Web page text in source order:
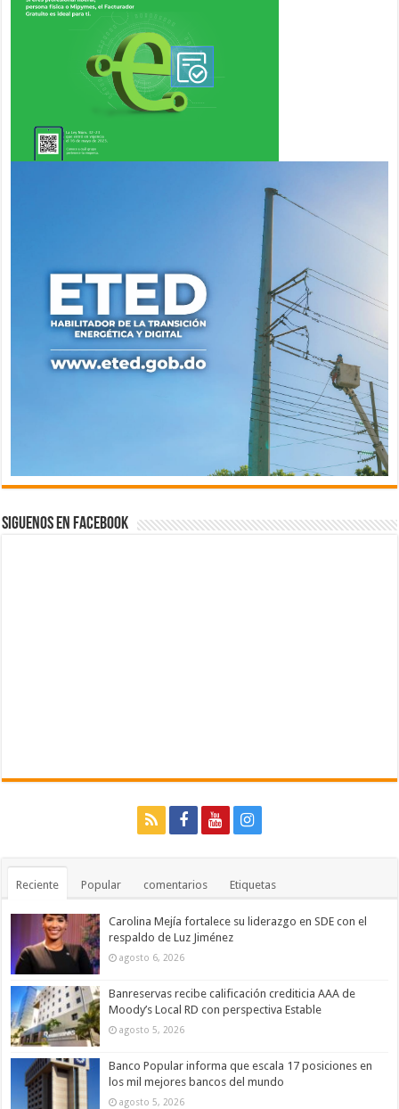
Siguenos en Facebook
Reciente Popular comentarios Etiquetas
Carolina Mejía fortalece su liderazgo en SDE con el
respaldo de Luz Jiménez
agosto 6, 2026
Banreservas recibe calificación crediticia AAA de
Moody’s Local RD con perspectiva Estable
agosto 5, 2026
Banco Popular informa que escala 17 posiciones en
los mil mejores bancos del mundo
agosto 5, 2026